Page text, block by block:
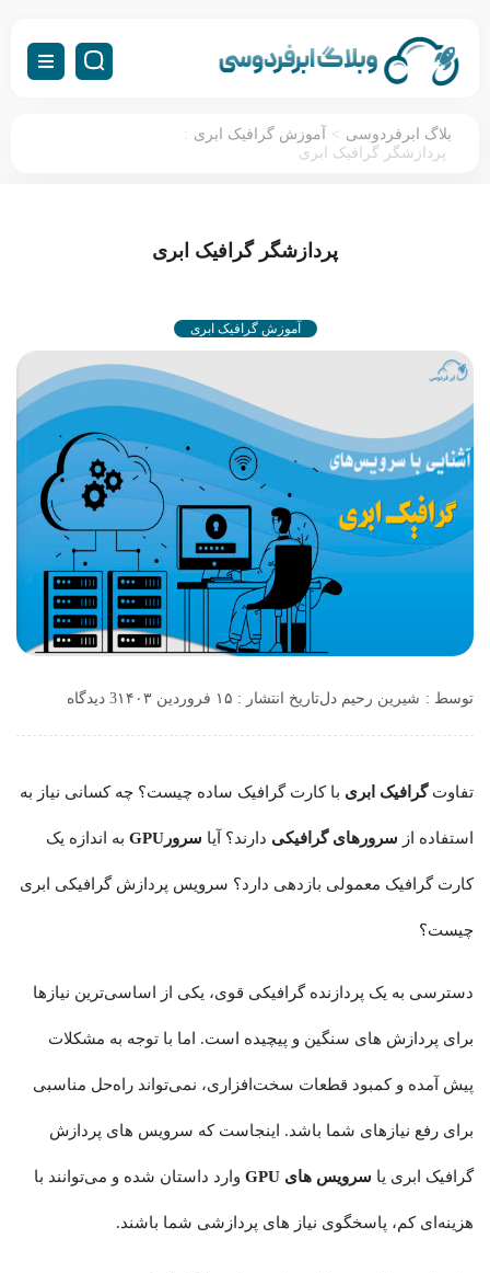
بلاگ ابرفردوسی > آموزش گرافیک ابری :
پردازشگر گرافیک ابری
پردازشگر گرافیک ابری
آموزش گرافیک ابری
توسط : شیرین رحیم دلتاریخ انتشار : ۱۵ فروردین ۱۴۰۳ 3 دیدگاه
تفاوت گرافیک ابری با کارت گرافیک ساده چیست؟ چه کسانی نیاز به
استفاده از سرورهای گرافیکی دارند؟ آیا سرورGPU به اندازه یک
کارت گرافیک معمولی بازدهی دارد؟ سرویس پردازش گرافیکی ابری
چیست؟
دسترسی به یک پردازنده گرافیکی قوی، یکی از اساسی‌ترین نیازها
برای پردازش های سنگین و پیچیده است. اما با توجه به مشکلات
پیش آمده و کمبود قطعات سخت‌افزاری، نمی‌تواند راه‌حل مناسبی
برای رفع نیازهای شما باشد. اینجاست که سرویس های پردازش
گرافیک ابری یا سرویس های GPU وارد داستان شده و می‌توانند با
هزینه‌ای کم، پاسخگوی نیاز های پردازشی شما باشند.